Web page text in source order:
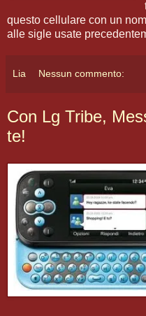
questo cellulare con un
alle sigle usate
Lia Nessun commento:
Con Lg Tribe,
te!